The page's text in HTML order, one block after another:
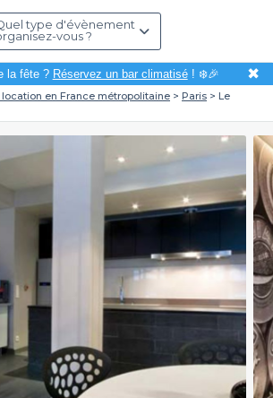
type d'évènement
vous ?
la fête ? Réservez un bar climatisé! ❄️🎉 ✖
location en France métropolitaine Paris
Le